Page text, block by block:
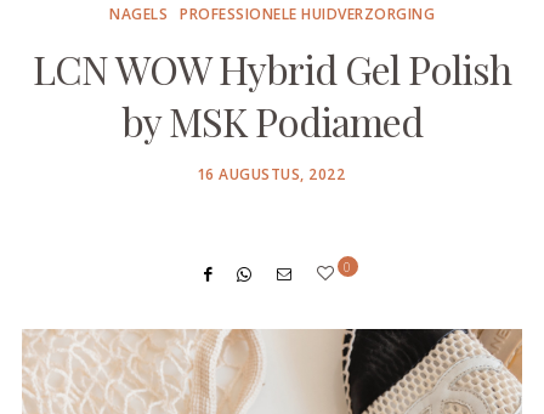
NAGELS PROFESSIONELE HUIDVERZORGING
LCN WOW Hybrid Gel Polish
by MSK Podiamed
POSTED
16 AUGUSTUS, 2022
0